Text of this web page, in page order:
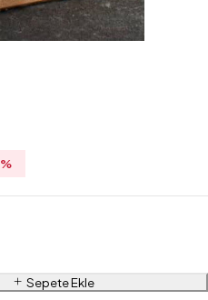
%
Sepete Ekle